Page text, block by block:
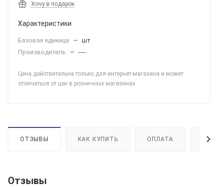
Хочу в подарок
Характеристики
Базовая единица — шт
Производитель
— ----
Цена действительна только для интернет-магазина и может
отличаться от цен в розничных магазинах
ОТЗЫВЫ КАК КУПИТЬ ОПЛАТА
Отзывы